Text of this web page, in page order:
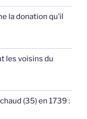
la donation qu’il
les voisins du
(35) en 1739 :